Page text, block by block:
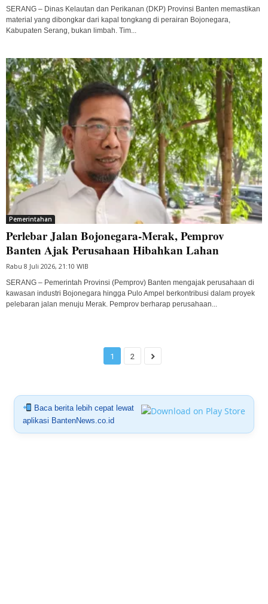
SERANG – Dinas Kelautan dan Perikanan (DKP) Provinsi Banten memastikan
material yang dibongkar dari kapal tongkang di perairan Bojonegara,
Kabupaten Serang, bukan limbah. Tim...
Pemerintahan
Perlebar Jalan Bojonegara-Merak, Pemprov
Banten Ajak Perusahaan Hibahkan Lahan
Rabu 8 Juli 2026, 21:10 WIB
SERANG – Pemerintah Provinsi (Pemprov) Banten mengajak perusahaan di
kawasan industri Bojonegara hingga Pulo Ampel berkontribusi dalam proyek
pelebaran jalan menuju Merak. Pemprov berharap perusahaan...
1 2
Baca berita lebih cepat lewat
aplikasi BantenNews.co.id